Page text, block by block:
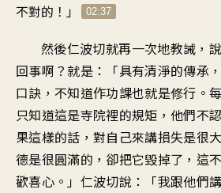
不對的 ！」 02:37
然後仁波切就再一次地教誡 ，
回事啊 ？就是：「具有清淨的傳承
口訣 ， 不知道作功課也就是修行 。
只知道這是寺院裡的規矩 ，他們不
果這樣的話 ，對自己來講損失是很
德是很圓滿的 ， 卻把它毀掉了 ， 這
歡喜心 。」 仁波切說：「我跟他們講